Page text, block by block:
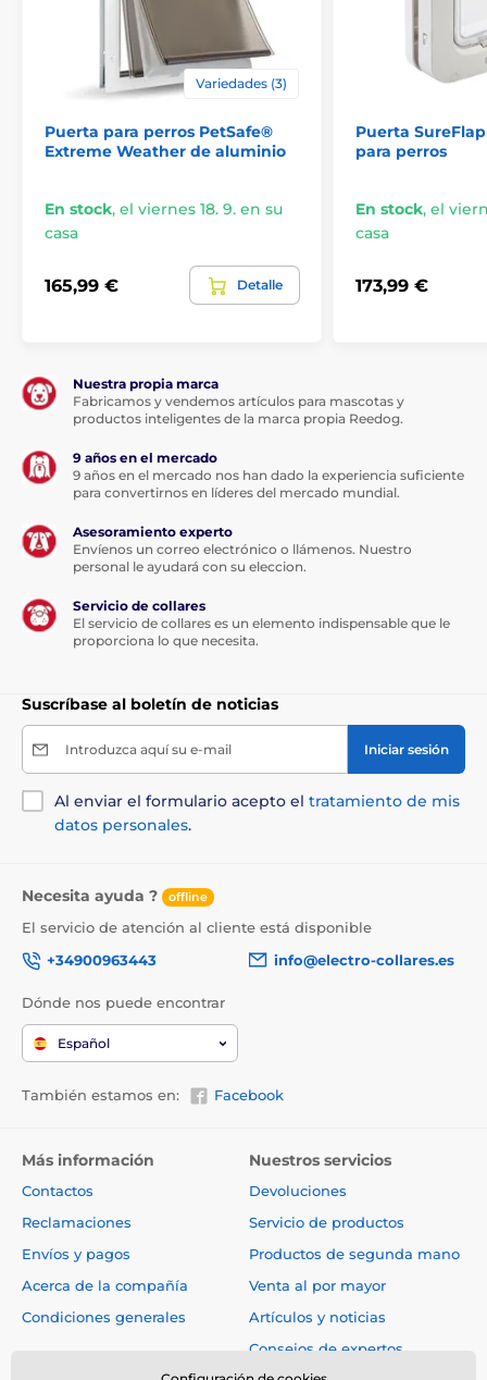
carácter ilustrativo.
El producto aparece en las categorías
Crianza Puertas Por la raza
Para perros pequeños
Para perros medianos Por función
Puerta manual
Variedades (3)
Puerta para perros PetSafe®
Extreme Weather de aluminio
En stock, el viernes 18. 9. en su
casa
165,99 € Detalle
Puerta
para perros
En stock, el
casa
173,99 €
Nuestra propia marca
Fabricamos y vendemos artículos para mascotas y
productos inteligentes de la marca propia Reedog.
9 años en el mercado
9 años en el mercado nos han dado la experiencia suficiente
para convertirnos en líderes del mercado mundial.
Asesoramiento experto
Envíenos un correo electrónico o llámenos. Nuestro
personal le ayudará con su eleccion.
Servicio de collares
El servicio de collares es un elemento indispensable que le
proporciona lo que necesita.
Suscríbase al boletín de noticias
Introduzca aquí su e-mail Iniciar sesión
Al enviar el formulario acepto el tratamiento de mis
datos personales.
Necesita ayuda ? offline
El servicio de atención al cliente está disponible
+34900963443
info@electro-collares.es
Dónde nos puede encontrar
Español
También estamos en: Facebook
Más información
Contactos
Reclamaciones
Envíos y pagos
Acerca de la compañía
Condiciones generales
Nuestros servicios
Devoluciones
Servicio de productos
Productos de segunda mano
Venta al por mayor
Artículos y noticias
Consejos de expertos